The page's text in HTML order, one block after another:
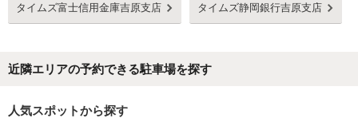
タイムズ富士信用金庫吉原支店 タイムズ静岡銀行吉原支店
近隣エリアの予約できる駐車場を探す
人気スポットから探す